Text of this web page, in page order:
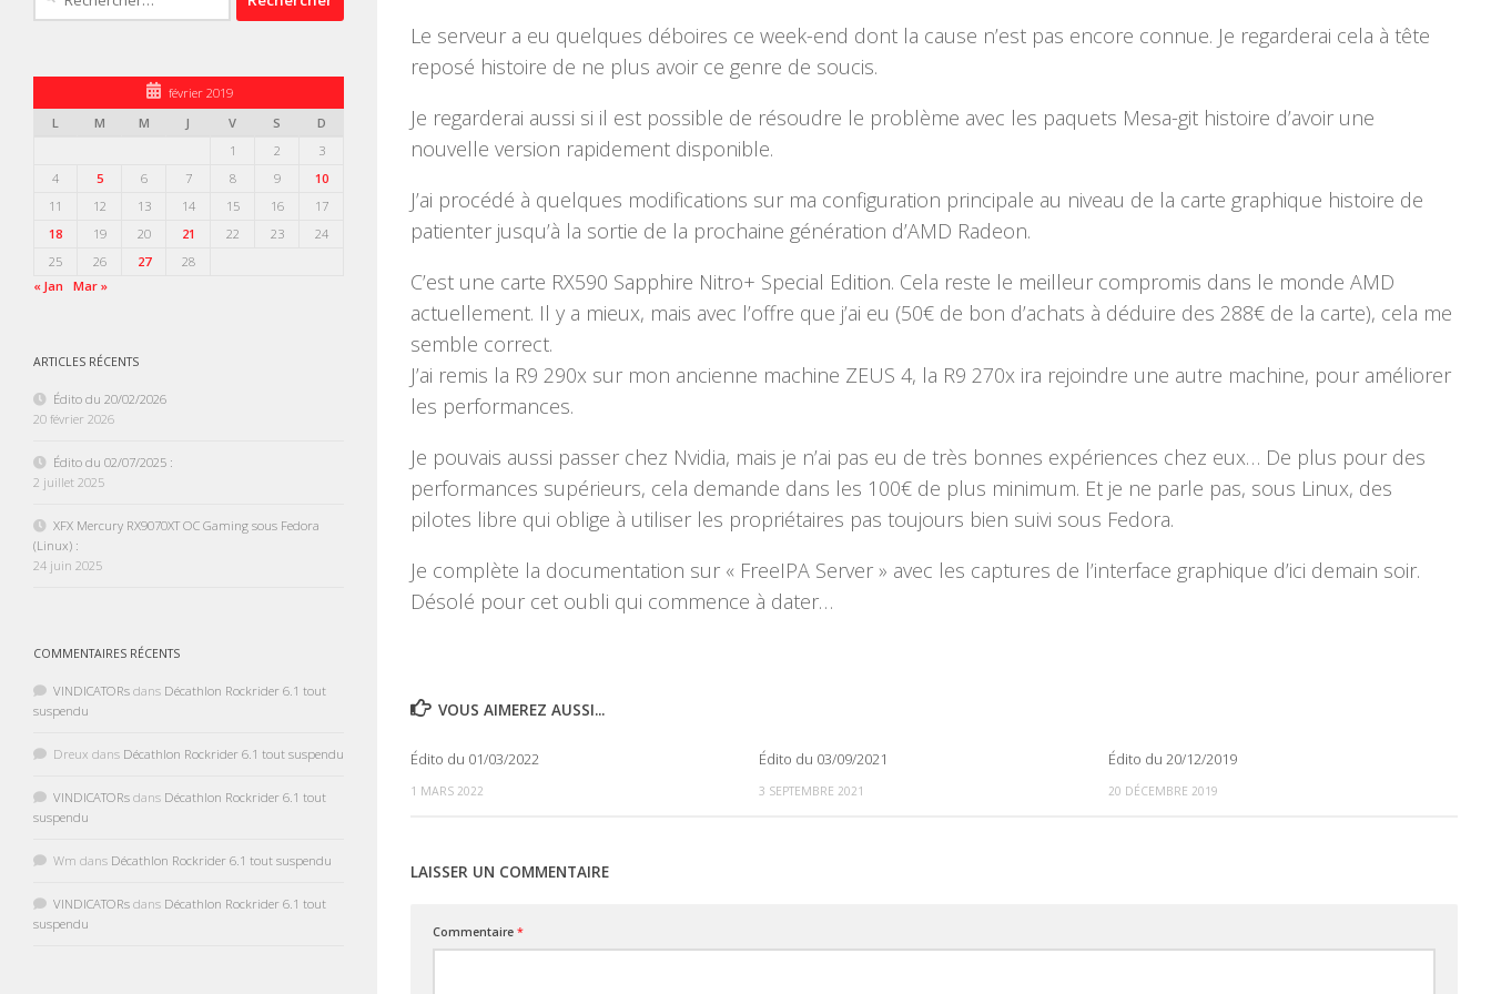
Le serveur a eu quelques déboires ce week-end dont la cause n’est pas encore connue. Je regarderai cela à tête
reposé histoire de ne plus avoir ce genre de soucis.
Je regarderai aussi si il est possible de résoudre le problème avec les paquets Mesa-git histoire d’avoir une
nouvelle version rapidement disponible.
J’ai procédé à quelques modifications sur ma configuration principale au niveau de la carte graphique histoire de
patienter jusqu’à la sortie de la prochaine génération d’AMD Radeon.
C’est une carte RX590 Sapphire Nitro+ Special Edition. Cela reste le meilleur compromis dans le monde AMD
actuellement. Il y a mieux, mais avec l’offre que j’ai eu (50€ de bon d’achats à déduire des 288€ de la carte), cela me
semble correct.
J’ai remis la R9 290x sur mon ancienne machine ZEUS 4, la R9 270x ira rejoindre une autre machine, pour améliorer
les performances.
Je pouvais aussi passer chez Nvidia, mais je n’ai pas eu de très bonnes expériences chez eux… De plus pour des
performances supérieurs, cela demande dans les 100€ de plus minimum. Et je ne parle pas, sous Linux, des
pilotes libre qui oblige à utiliser les propriétaires pas toujours bien suivi sous Fedora.
Je complète la documentation sur « FreeIPA Server » avec les captures de l’interface graphique d’ici demain soir.
Désolé pour cet oubli qui commence à dater…
VOUS AIMEREZ AUSSI...
Édito du 01/03/2022
1 MARS 2022
Édito du 03/09/2021
3 SEPTEMBRE 2021
Édito du 20/12/2019
20 DÉCEMBRE 2019
LAISSER UN COMMENTAIRE
Commentaire *
février 2019
L
M M J V S
D
1
2
3
4
5 6 7 8 9
10
11
12 13 14 15 16
17
18
19 20 21 22 23
24
25
26 27
28
« Jan
Mar »
ARTICLES RÉCENTS
Édito du 20/02/2026
20 février 2026
Édito du 02/07/2025 :
2 juillet 2025
XFX Mercury RX9070XT OC Gaming sous Fedora
(Linux) :
24 juin 2025
COMMENTAIRES RÉCENTS
VINDICATORs dans Décathlon Rockrider 6.1 tout
suspendu
Dreux dans Décathlon Rockrider 6.1 tout suspendu
VINDICATORs dans Décathlon Rockrider 6.1 tout
suspendu
Wm dans Décathlon Rockrider 6.1 tout suspendu
VINDICATORs dans Décathlon Rockrider 6.1 tout
suspendu